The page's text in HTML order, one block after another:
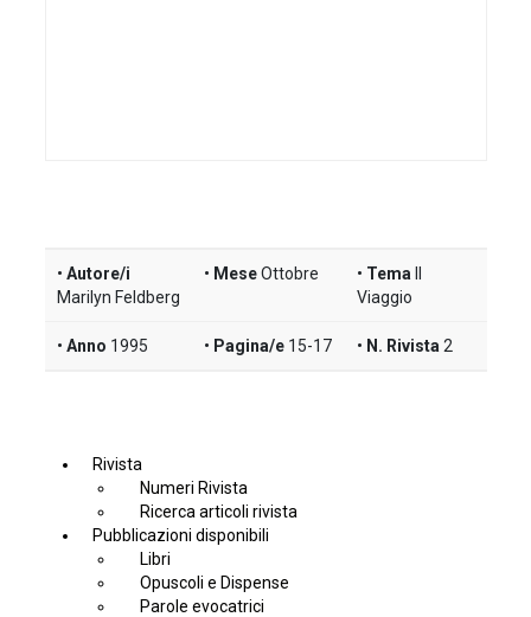
Autore/i
Marilyn Feldberg
Mese Ottobre Tema
Viaggio
Anno 1995 Pagina/e 15-17 N. Rivista 2
Rivista
Numeri Rivista
Ricerca articoli rivista
Pubblicazioni disponibili
Libri
Opuscoli e Dispense
Parole evocatrici